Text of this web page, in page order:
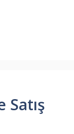
Satış